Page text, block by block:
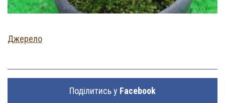
Джерело
Поділитись у Facebook